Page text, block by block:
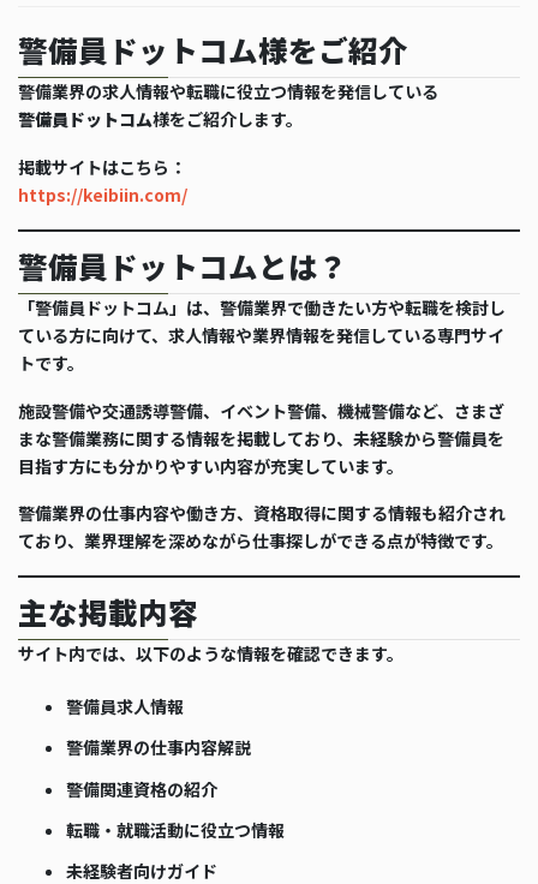
警備員ドットコム様をご紹介
警備業界の求人情報や転職に役立つ情報を発信している
警備員ドットコム様をご紹介します。
掲載サイトはこちら：
https://keibiin.com/
警備員ドットコムとは？
「警備員ドットコム」は、警備業界で働きたい方や転職を検討し
ている方に向けて、求人情報や業界情報を発信している専門サイ
トです。
施設警備や交通誘導警備、イベント警備、機械警備など、さまざ
まな警備業務に関する情報を掲載しており、未経験から警備員を
目指す方にも分かりやすい内容が充実しています。
警備業界の仕事内容や働き方、資格取得に関する情報も紹介され
ており、業界理解を深めながら仕事探しができる点が特徴です。
主な掲載内容
サイト内では、以下のような情報を確認できます。
警備員求人情報
警備業界の仕事内容解説
警備関連資格の紹介
転職・就職活動に役立つ情報
未経験者向けガイド